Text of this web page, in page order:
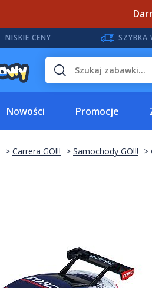
NISKIE CENY SZYBKA
Wyszukaj
Nowości Promocje
Carrera GO!!! Samochody GO!!!